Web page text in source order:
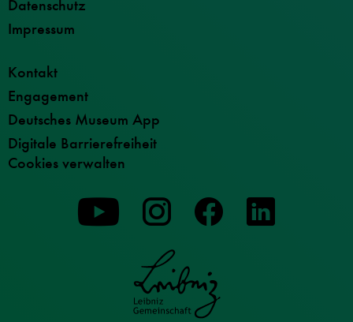
Datenschutz
Impressum
Kontakt
Engagement
Deutsches Museum App
Digitale Barrierefreiheit
Cookies verwalten
Zu
unserer
Youtube-
Seite
Zu
unserer
Instagram-
Seite
Zu
unserer